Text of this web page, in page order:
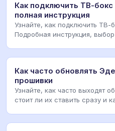
Как подключить ТВ-бокс
полная инструкция
Узнайте, как подключить ТВ-
Подробная инструкция,
Как часто обновлять
прошивки
Узнайте, как часто выходят
стоит ли их ставить сразу и